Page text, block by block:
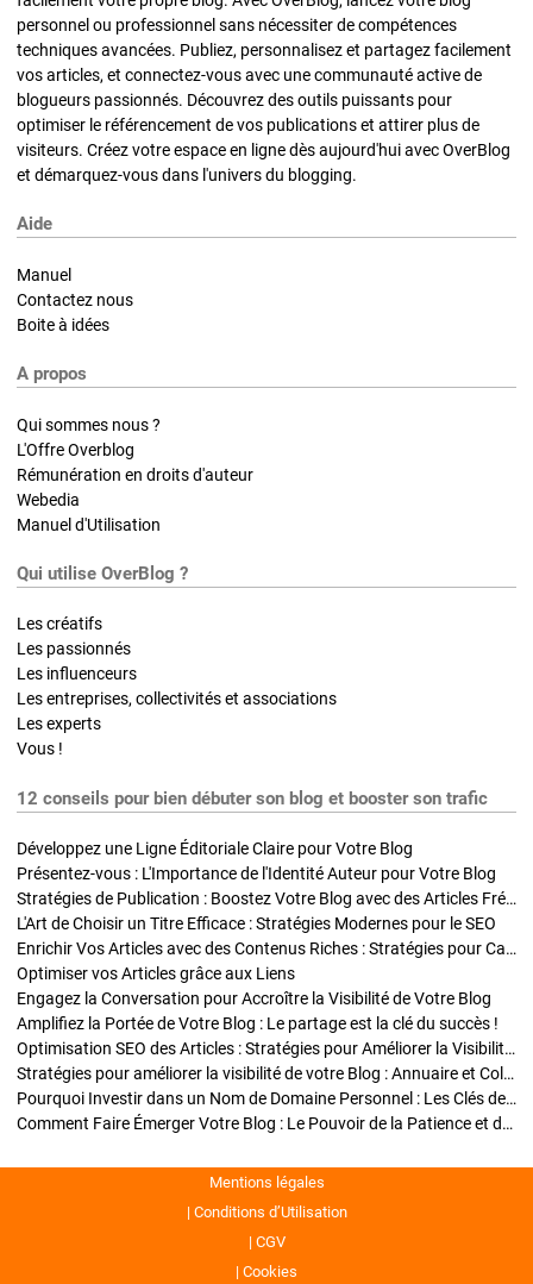
personnel ou professionnel sans nécessiter de compétences
techniques avancées. Publiez, personnalisez et partagez facilement
vos articles, et connectez-vous avec une communauté active de
blogueurs passionnés. Découvrez des outils puissants pour
optimiser le référencement de vos publications et attirer plus de
visiteurs. Créez votre espace en ligne dès aujourd'hui avec OverBlog
et démarquez-vous dans l'univers du blogging.
Aide
Manuel
Contactez nous
Boite à idées
A propos
Qui sommes nous ?
L'Offre Overblog
Rémunération en droits d'auteur
Webedia
Manuel d'Utilisation
Qui utilise OverBlog ?
Les créatifs
Les passionnés
Les influenceurs
Les entreprises, collectivités et associations
Les experts
Vous !
12 conseils pour bien débuter son blog et booster son trafic
Développez une Ligne Éditoriale Claire pour Votre Blog
Présentez-vous : L'Importance de l'Identité Auteur pour Votre Blog
Stratégies de Publication : Boostez Votre Blog avec des Articles Fréquents et Exclusifs
L'Art de Choisir un Titre Efficace : Stratégies Modernes pour le SEO
Enrichir Vos Articles avec des Contenus Riches : Stratégies pour Captiver et Optimiser
Optimiser vos Articles grâce aux Liens
Engagez la Conversation pour Accroître la Visibilité de Votre Blog
Amplifiez la Portée de Votre Blog : Le partage est la clé du succès !
Optimisation SEO des Articles : Stratégies pour Améliorer la Visibilité de Votre Blog
Stratégies pour améliorer la visibilité de votre Blog : Annuaire et Collaborations
Pourquoi Investir dans un Nom de Domaine Personnel : Les Clés de la Réussite de Votre Blog
Comment Faire Émerger Votre Blog : Le Pouvoir de la Patience et de la Persévérance
Mentions légales
Conditions d’Utilisation
CGV
Cookies